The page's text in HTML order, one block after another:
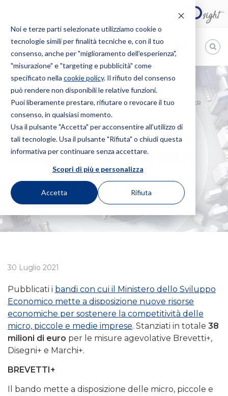
Noi e terze parti selezionate utilizziamo cookie o
tecnologie simili per finalità tecniche e, con il tuo
consenso, anche per "miglioramento dell'esperienza",
"misurazione" e "targeting e pubblicità" come
specificato nella cookie policy. Il rifiuto del consenso
può rendere non disponibili le relative funzioni.
Puoi liberamente prestare, rifiutare o revocare il tuo
consenso, in qualsiasi momento.
Usa il pulsante "Accetta" per acconsentire all'utilizzo di
tali tecnologie. Usa il pulsante "Rifiuta" o chiudi questa
informativa per continuare senza accettare.
Scopri di più e personalizza
Accetta Rifiuta
Bugnion
The
way
HOME NEWS
BREVETTI+, MARCHI+ E DISEGNI+ – CHIUSI PER
ESAURIMENTO FONDI
Brevetti+, Marchi+ e
Disegni+ – CHIUSI PER
ESAURIMENTO FONDI
30 Luglio 2021
Pubblicati i bandi con cui il Ministero dello Sviluppo
Economico mette a disposizione nuove risorse
economiche per sostenere la competitività delle
micro, piccole e medie imprese. Stanziati in totale 38
milioni di euro per le misure agevolative Brevetti+,
Disegni+ e Marchi+.
BREVETTI+
Il bando mette a disposizione delle micro, piccole e